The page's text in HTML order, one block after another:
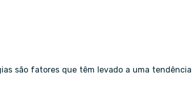
são fatores que têm levado a uma tendência